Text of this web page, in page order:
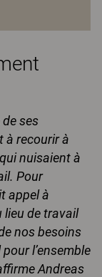
ses
à recourir à
nuisaient à
Pour
appel à
lieu de travail
nos besoins
l’ensemble
Andreas